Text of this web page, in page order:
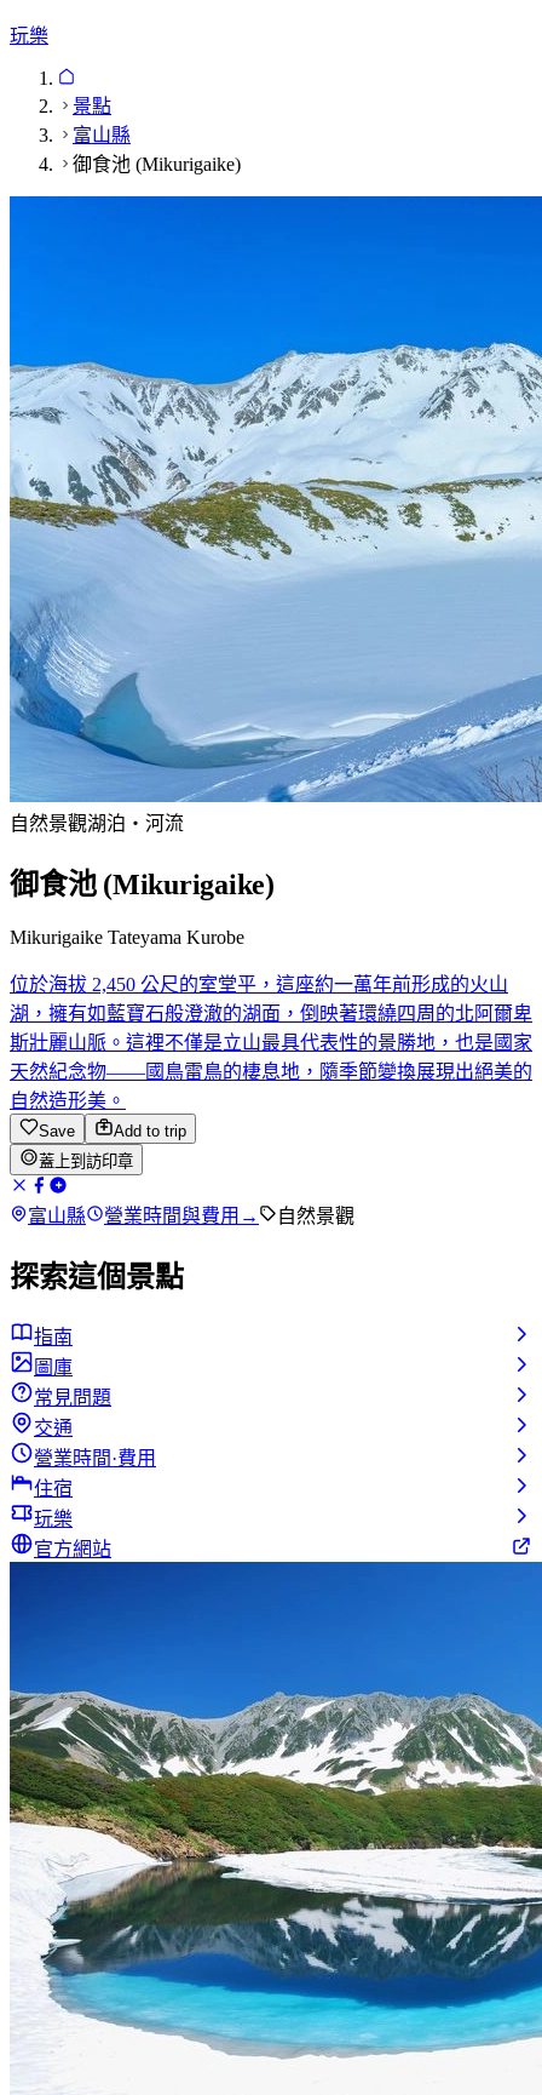
玩樂
景點
富山縣
御食池 (Mikurigaike)
自然景觀湖泊・河流
御食池 (Mikurigaike)
Mikurigaike Tateyama Kurobe
位於海拔 2,450 公尺的室堂平，這座約一萬年前形成的火山
湖，擁有如藍寶石般澄澈的湖面，倒映著環繞四周的北阿爾卑
斯壯麗山脈。這裡不僅是立山最具代表性的景勝地，也是國家
天然紀念物——國鳥雷鳥的棲息地，隨季節變換展現出絕美的
自然造形美。
Save
Add to trip
蓋上到訪印章
富山縣 營業時間與費用 → 自然景觀
探索這個景點
指南
圖庫
常見問題
交通
營業時間·費用
住宿
玩樂
官方網站